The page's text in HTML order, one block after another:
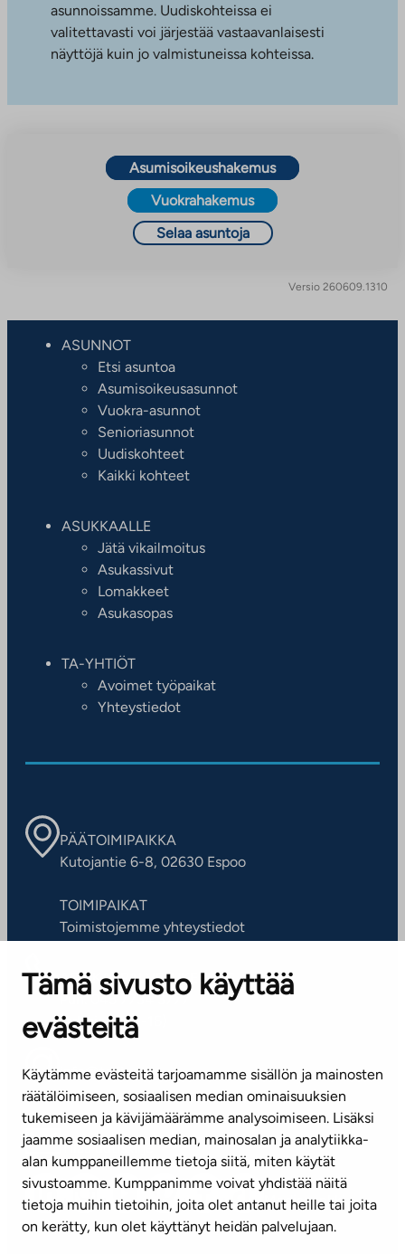
Tämä sivusto käyttää
evästeitä
Käytämme evästeitä tarjoamamme sisällön ja mainosten
räätälöimiseen, sosiaalisen median ominaisuuksien
tukemiseen ja kävijämäärämme analysoimiseen. Lisäksi
jaamme sosiaalisen median, mainosalan ja analytiikka-
alan kumppaneillemme tietoja siitä, miten käytät
sivustoamme. Kumppanimme voivat yhdistää näitä
tietoja muihin tietoihin, joita olet antanut heille tai joita
on kerätty, kun olet käyttänyt heidän palvelujaan.
asunnoissamme. Uudiskohteissa ei
valitettavasti voi järjestää vastaavanlaisesti
näyttöjä kuin jo valmistuneissa kohteissa.
Asumisoikeushakemus
Vuokrahakemus
Selaa asuntoja
Versio 260609.1310
ASUNNOT
Etsi asuntoa
Asumisoikeusasunnot
Vuokra-asunnot
Senioriasunnot
Uudiskohteet
Kaikki kohteet
ASUKKAALLE
Jätä vikailmoitus
Asukassivut
Lomakkeet
Asukasopas
TA-YHTIÖT
Avoimet työpaikat
Yhteystiedot
PÄÄTOIMIPAIKKA
Kutojantie 6-8, 02630 Espoo
TOIMIPAIKAT
Toimistojemme yhteystiedot
ASIAKASPALVELUKESKUS
Puh. 045 7734 3777
(arkisin klo 8-16)
info@ta.fi
Tilaa uutiskirje
Mediapankki